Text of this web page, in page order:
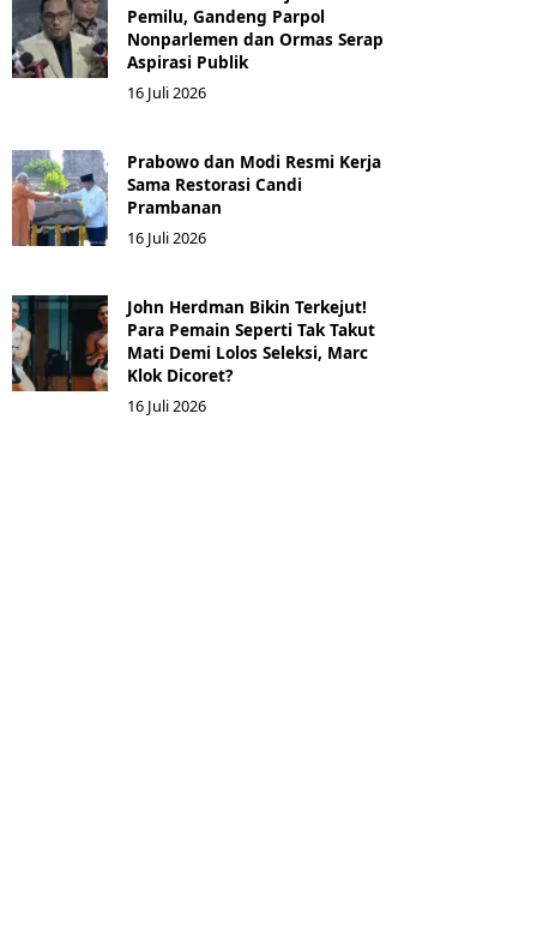
Pemilu, Gandeng Parpol
Nonparlemen dan Ormas Serap
Aspirasi Publik
16 Juli 2026
Prabowo dan Modi Resmi Kerja
Sama Restorasi Candi
Prambanan
16 Juli 2026
John Herdman Bikin Terkejut!
Para Pemain Seperti Tak Takut
Mati Demi Lolos Seleksi, Marc
Klok Dicoret?
16 Juli 2026